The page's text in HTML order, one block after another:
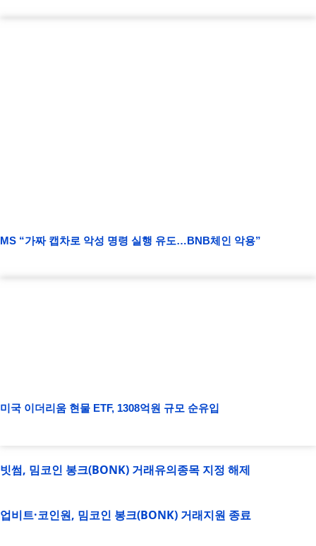
MS “가짜 캡차로 악성 명령 실행 유도…BNB체인 악용”
미국 이더리움 현물 ETF, 1308억원 규모 순유입
빗썸, 밈코인 봉크(BONK) 거래유의종목 지정 해제
업비트·코인원, 밈코인 봉크(BONK) 거래지원 종료